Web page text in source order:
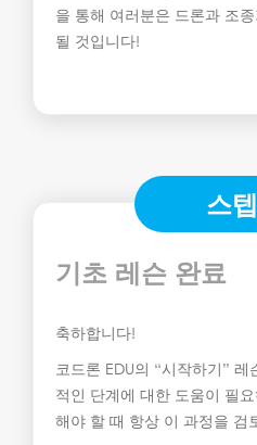
을 통해 여러분은 드론과 조
될 것입니다!
스
기초 레슨 완료
축하합니다!
코드론 EDU의 “시작하기”
적인 단계에 대한 도움이 필
해야 할 때 항상 이 과정을 검